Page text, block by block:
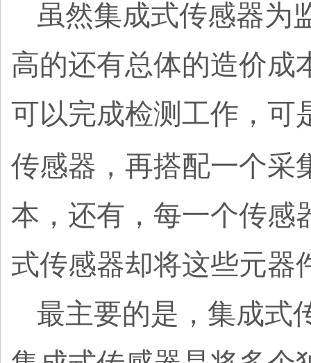
虽然集成式传感器为
高的还有总体的造价成
可以完成检测工作，可
传感器，再搭配一个采
本，还有，每一个传感
式传感器却将这些元器
最主要的是，集成式